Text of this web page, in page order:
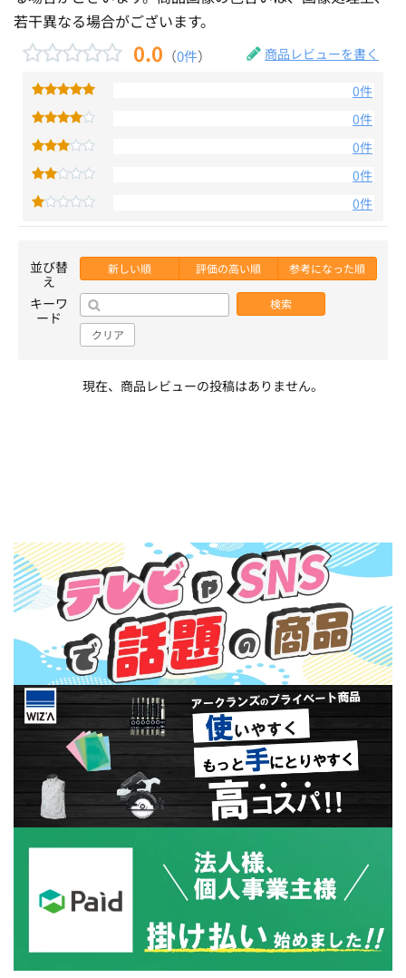
若干異なる場合がございます。
0.0 （0件） 商品レビューを書く
0件
0件
0件
0件
0件
並び替
え
新しい順 評価の高い順 参考になった順
キーワ
ード
検索
クリア
現在、商品レビューの投稿はありません。